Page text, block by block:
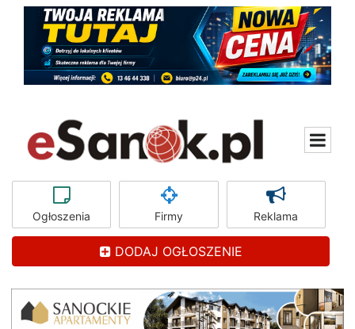
Ogłoszenia Firmy Reklama
DODAJ OGŁOSZENIE